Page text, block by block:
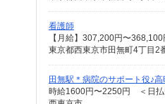
看護師
東京都西東京市田無町4丁目
田無駅＊病院のサポート役♪
時給1600円〜2250円 ＜日払